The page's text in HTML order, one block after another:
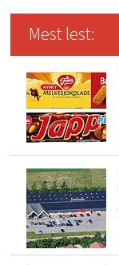
Mest lest: